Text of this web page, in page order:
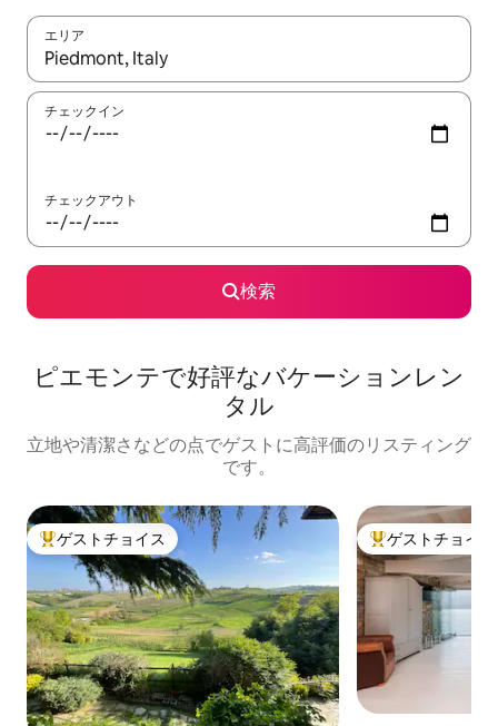
エリア
検索結果が表示されたら、上下の矢印キーを使って移動するか
チェックイン
チェックアウト
検索
ピエモンテで好評なバケーションレン
タル
立地や清潔さなどの点でゲストに高評価のリスティング
です。
大好評のゲストチョイスです。
ゲストチョイス 大好評のゲスト
ゲストチョイス